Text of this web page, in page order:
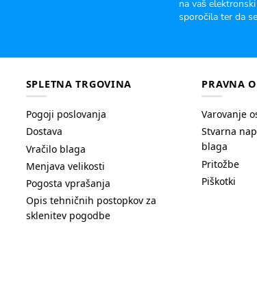
na vaš
sporočila ter da
SPLETNA TRGOVINA
Pogoji poslovanja
Dostava
Vračilo blaga
Menjava velikosti
Pogosta vprašanja
Opis tehničnih postopkov za
sklenitev pogodbe
PRAVNA
Varovanje
Stvarna
blaga
Pritožbe
Piškotki